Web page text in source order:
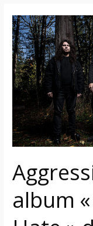
album
Aggression
–
Cinquième
album
« From
With
Hate »
dispo
nouveau
vidéoclip